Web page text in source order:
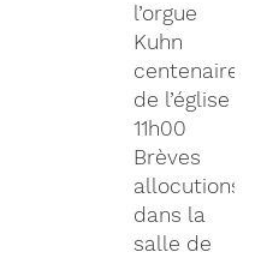
l’orgue
Kuhn
centenaire
de l’église
11h00
Brèves
allocutions
dans la
salle de